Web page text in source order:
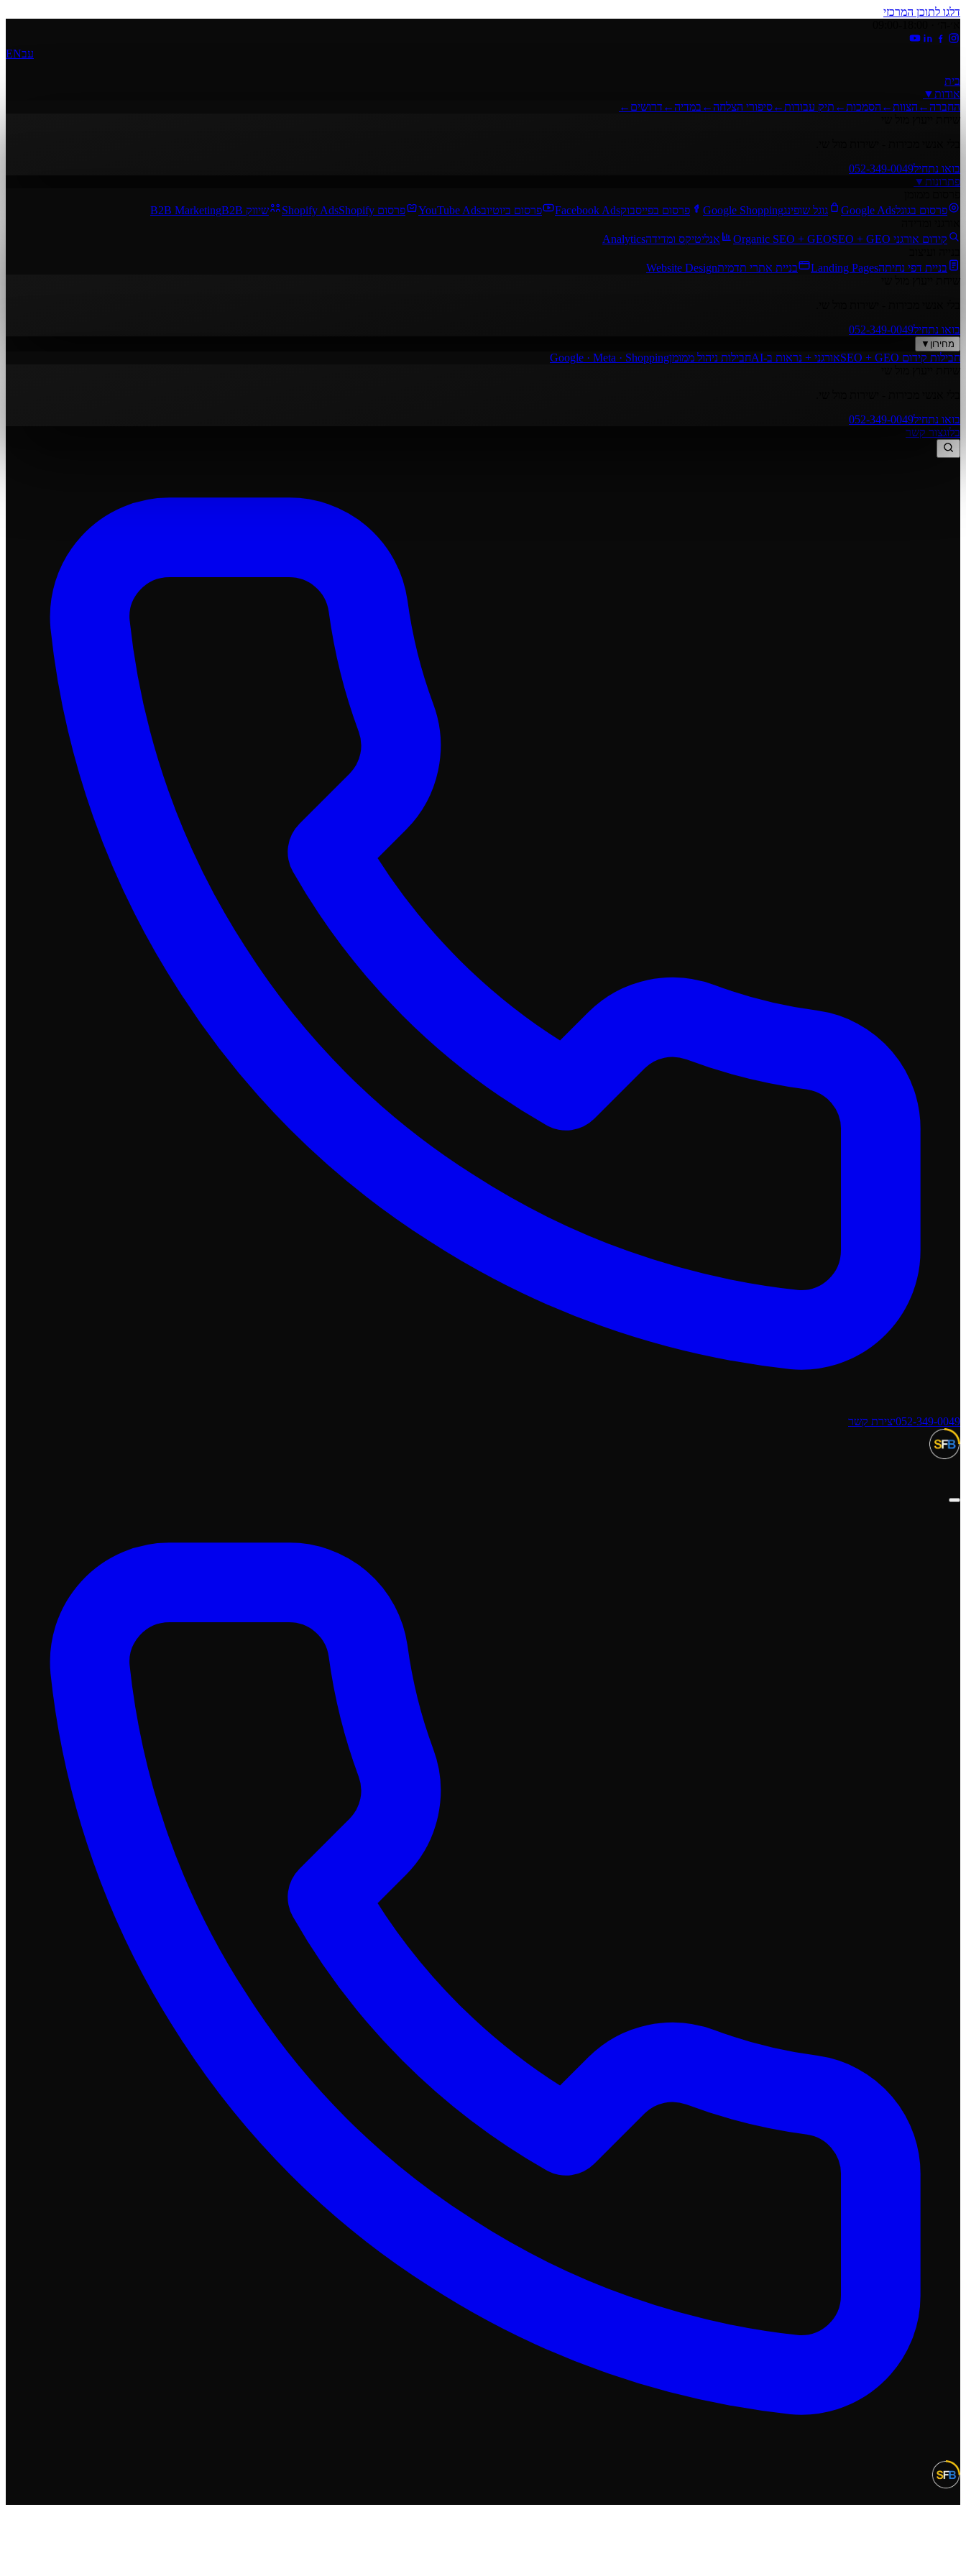
דלגו לתוכן המרכזי
ENעב
בית
אודות▼
החברה← הצוות← הסמכות← תיק עבודות←סיפורי הצלחה← במדיה← דרושים ←
בואו נתחיל052-349-0049
פתרונות ▼
פרסום בגוגלGoogle Ads גוגל שופינגGoogle Shopping פרסום בפייסבוקFacebook Ads פרסום ביוטיובYouTube Ads פרסום Shopify Shopify Ads שיווק B2B
B2B Marketing
קידום אורגני SEO + GEO
Organic SEO + GEO אנליטיקס ומדידהAnalytics
בניית דפי נחיתהLanding Pages בניית אתרי תדמיתWebsite Design
בואו נתחיל052-349-0049
מחירון ▼
חבילות קידום SEO + GEO אורגני + נראות ב-AI חבילות ניהול ממומןGoogle · Meta · Shopping
בואו נתחיל052-349-0049
בלוגצור קשר
052-349-0049יצירת קשר